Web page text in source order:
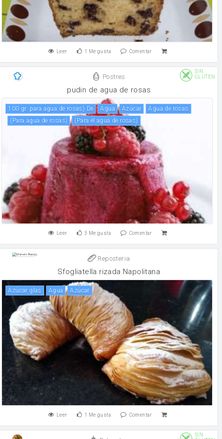
Leer 1 Me gusta Comentar
Postres
SIN
GLUTEN
pudin de agua de rosas
100 gr. para agua de rosas) De agua Azúcar
agua de rosas
(para agua de rosas)
(para el agua de rosas)
Leer 3 Me gusta Comentar
Reposteria
Sfogliatella rizada Napolitana
azúcar glas agua Azúcar
Leer 1 Me gusta Comentar
SIN